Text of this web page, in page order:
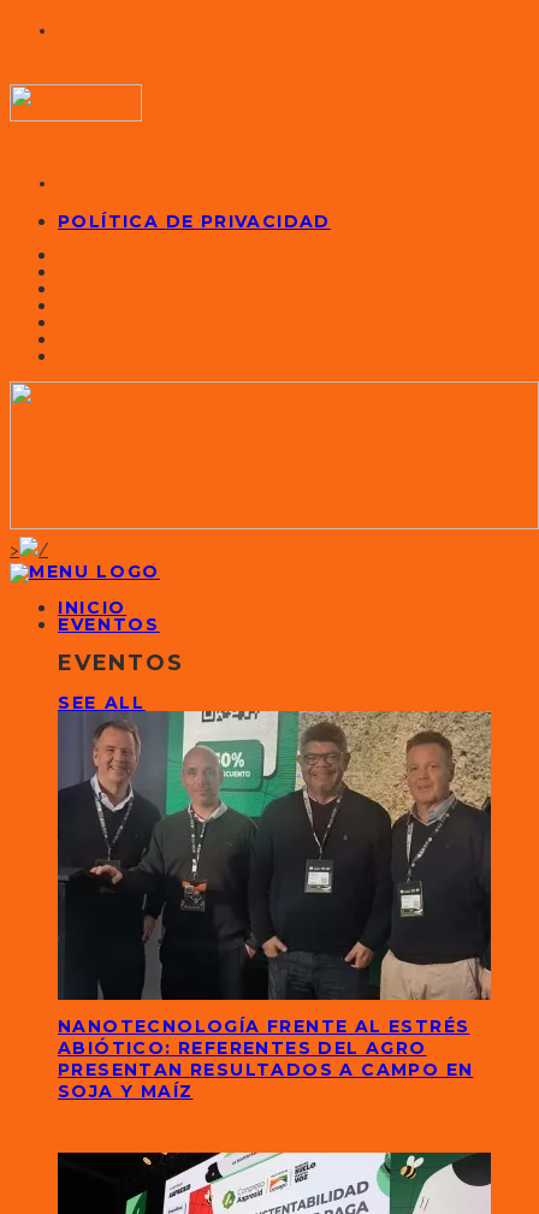
POLÍTICA DE PRIVACIDAD
>
INICIO
EVENTOS
EVENTOS
SEE ALL
NANOTECNOLOGÍA FRENTE AL ESTRÉS
ABIÓTICO: REFERENTES DEL AGRO
PRESENTAN RESULTADOS A CAMPO EN
SOJA Y MAÍZ